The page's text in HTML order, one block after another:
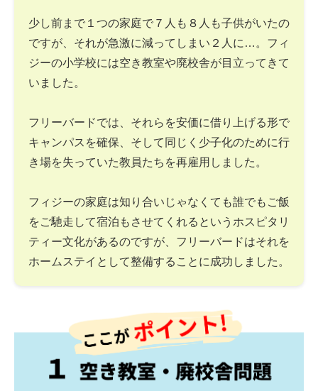
少し前まで１つの家庭で７人も８人も子供がいたの
ですが、それが急激に減ってしまい２人に…。フィ
ジーの小学校には空き教室や廃校舎が目立ってきて
いました。
フリーバードでは、それらを安価に借り上げる形で
キャンパスを確保、そして同じく少子化のために行
き場を失っていた教員たちを再雇用しました。
フィジーの家庭は知り合いじゃなくても誰でもご飯
をご馳走して宿泊もさせてくれるというホスピタリ
ティー文化があるのですが、フリーバードはそれを
ホームステイとして整備することに成功しました。